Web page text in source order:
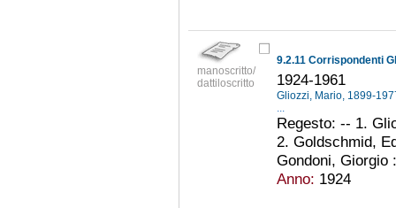
manoscritto/
dattiloscritto
9.2.11 Corrispondenti
1924-1961
Gliozzi, Mario, 1899-
...
Regesto: -- 1.
2. Goldschmid,
Gondoni, Giorgio
Anno: 1924